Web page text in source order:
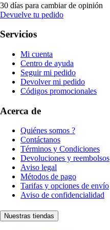
30 días para cambiar de opinión
Devuelve tu pedido
Servicios
Mi cuenta
Centro de ayuda
Seguir mi pedido
Devolver mi pedido
Códigos promocionales
Acerca de
Quiénes somos ?
Contáctanos
Términos y Condiciones
Devoluciones y reembolsos
Aviso legal
Métodos de pago
Tarifas y opciones de envío
Aviso de confidencialidad
Nuestras tiendas